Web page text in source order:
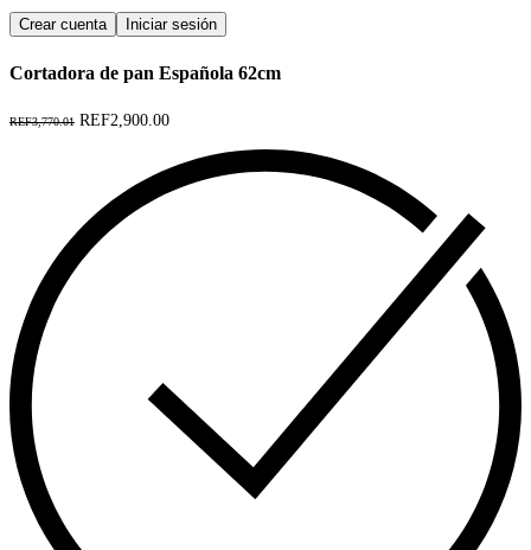
Crear cuenta Iniciar sesión
Cortadora de pan Española 62cm
REF3,770.01 REF2,900.00